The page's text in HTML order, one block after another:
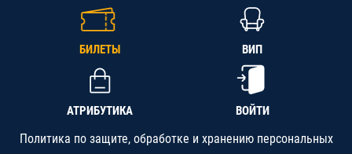
БИЛЕТЫ ВИП
АТРИБУТИКА ВОЙТИ
Политика по защите, обработке и хранению персональных